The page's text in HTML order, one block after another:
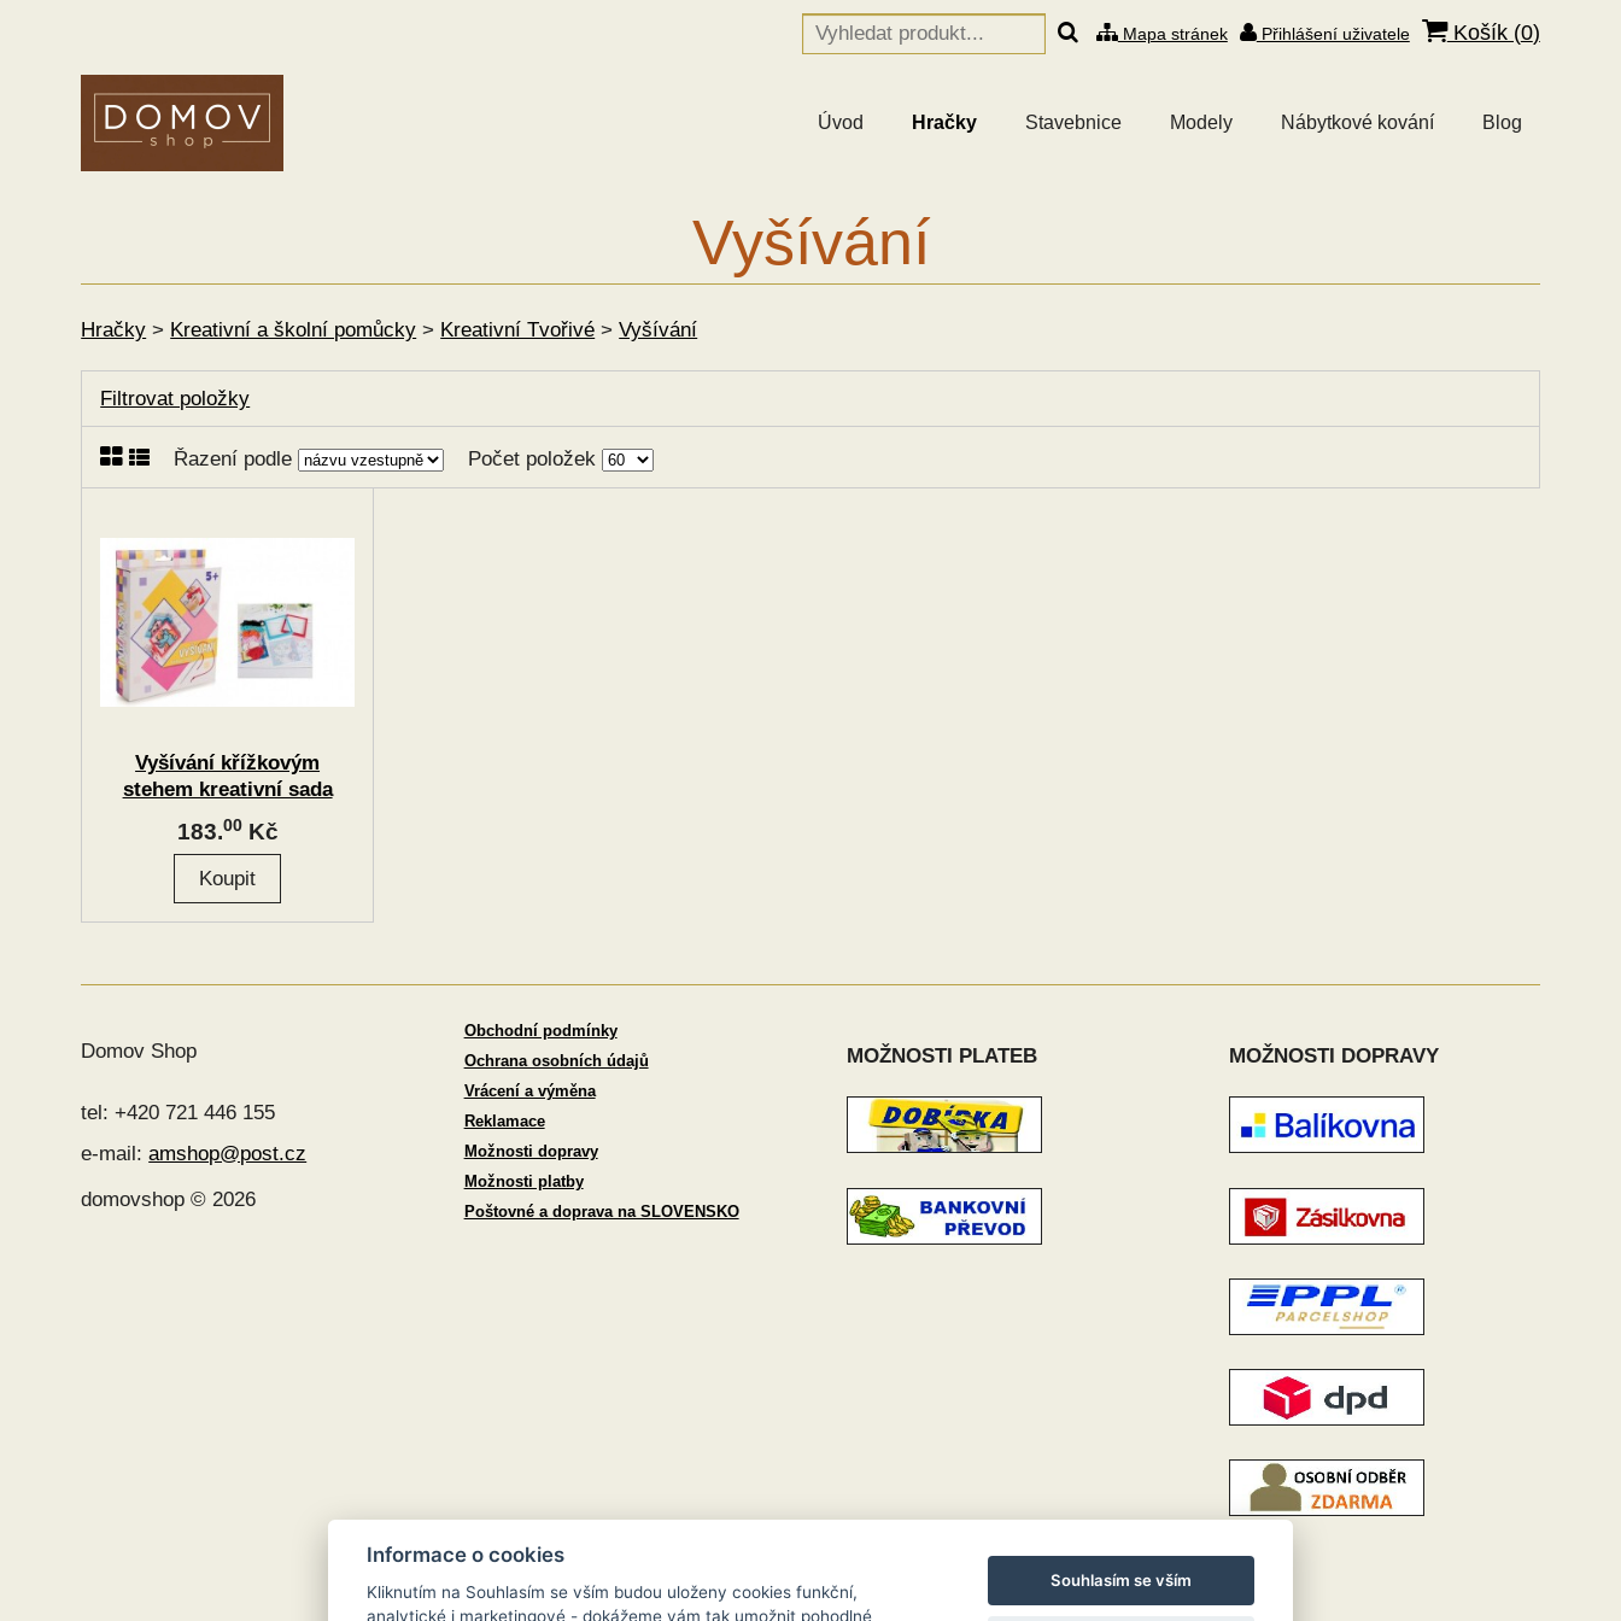
Mapa stránek Přihlášení uživatele Košík (0)
Úvod Hračky Stavebnice Modely Nábytkové kování Blog
Vyšívání
Hračky > Kreativní a školní pomůcky > Kreativní Tvořivé > Vyšívání
Filtrovat položky
Řazení podle Počet položek
Vyšívání křížkovým
stehem kreativní sada
183.00Kč
Domov Shop
tel: +420 721 446 155
e-mail:amshop@post.cz
domovshop © 2026
Obchodní podmínky
Ochrana osobních údajů
Vrácení a výměna
Reklamace
Možnosti dopravy
Možnosti platby
Poštovné a doprava na SLOVENSKO
MOŽNOSTI PLATEB MOŽNOSTI DOPRAVY
Informace o cookies
Kliknutím na Souhlasím se vším budou uloženy cookies funkční,
analytické i marketingové - dokážeme vám tak umožnit pohodlné
Souhlasím se vším